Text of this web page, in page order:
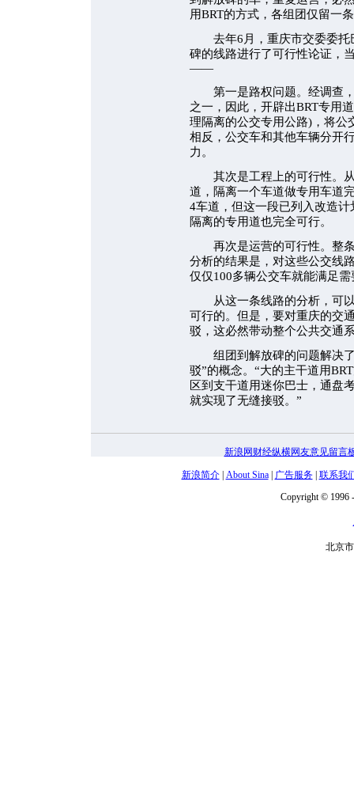
用BRT的方式，各组团仅留一
去年6月，重庆市交委委托
碑的线路进行了可行性论证，
——
第一是路权问题。经调查，
之一，因此，开辟出BRT专用
理隔离的公交专用公路)，将公
相反，公交车和其他车辆分开
力。
其次是工程上的可行性。从
道，隔离一个车道做专用车道
4车道，但这一段已列入改造
隔离的专用道也完全可行。
再次是运营的可行性。整条
分析的结果是，对这些公交线
仅仅100多辆公交车就能满足
从这一条线路的分析，可以
可行的。但是，要对重庆的交
驳，这必然带动整个公共交通
组团到解放碑的问题解决了
驳”的概念。“大的主干道用
区到支干道用迷你巴士，通盘
就实现了无缝接驳。”
新浪网财经纵横网友意见留言
新浪简介| About Sina| 广告服务| 联系我
Copyright © 1996
北京